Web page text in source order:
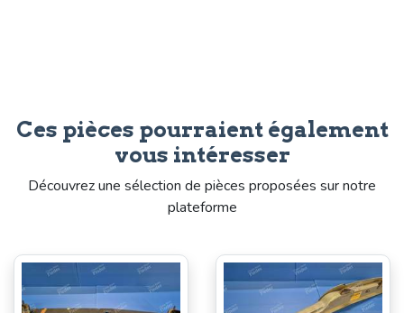
Ces pièces pourraient également
vous intéresser
Découvrez une sélection de pièces proposées sur notre
plateforme